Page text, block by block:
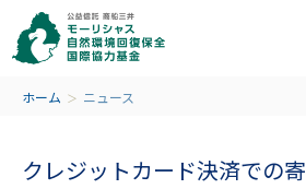
ホーム ＞ ニュース
クレジットカード決済での